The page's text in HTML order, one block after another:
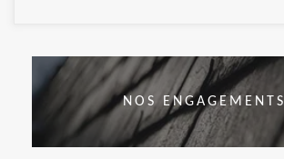
NOS ENGAGEMENTS